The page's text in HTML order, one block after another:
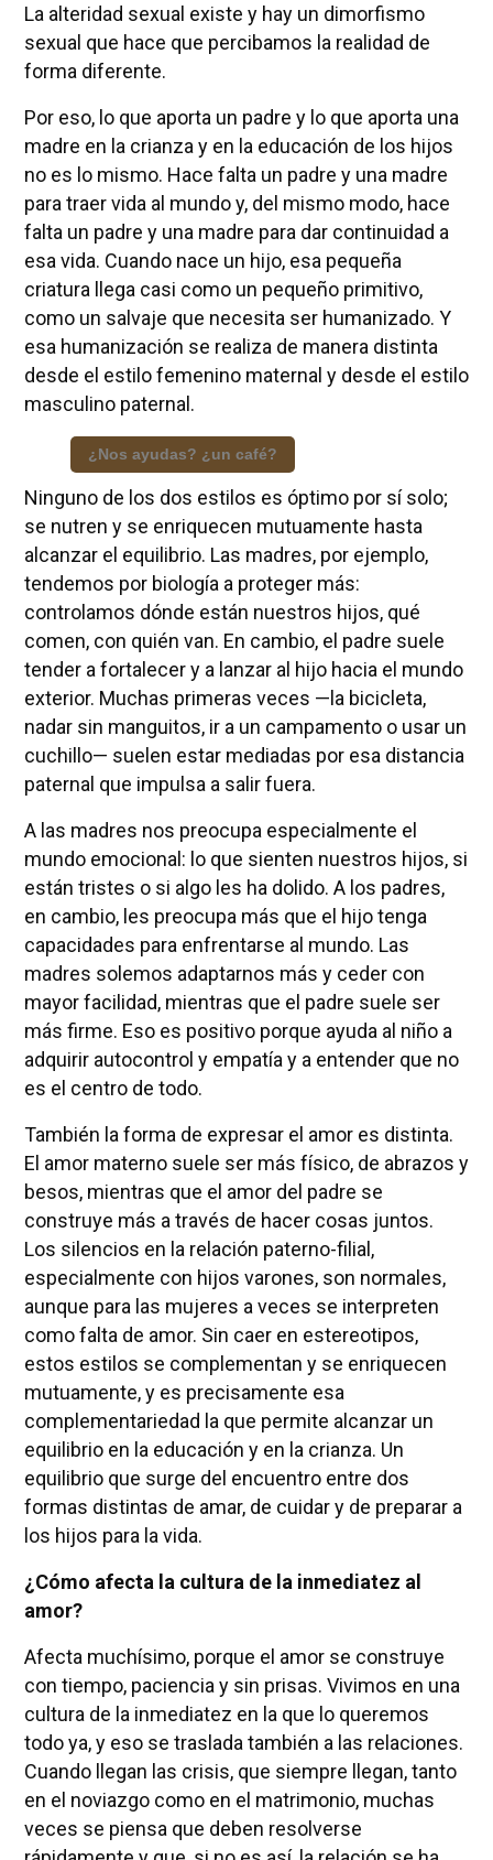
La alteridad sexual existe y hay un dimorfismo
sexual que hace que percibamos la realidad de
forma diferente.
Por eso, lo que aporta un padre y lo que aporta una
madre en la crianza y en la educación de los hijos
no es lo mismo. Hace falta un padre y una madre
para traer vida al mundo y, del mismo modo, hace
falta un padre y una madre para dar continuidad a
esa vida. Cuando nace un hijo, esa pequeña
criatura llega casi como un pequeño primitivo,
como un salvaje que necesita ser humanizado. Y
esa humanización se realiza de manera distinta
desde el estilo femenino maternal y desde el estilo
masculino paternal.
¿Nos ayudas? ¿un café?
Ninguno de los dos estilos es óptimo por sí solo;
se nutren y se enriquecen mutuamente hasta
alcanzar el equilibrio. Las madres, por ejemplo,
tendemos por biología a proteger más:
controlamos dónde están nuestros hijos, qué
comen, con quién van. En cambio, el padre suele
tender a fortalecer y a lanzar al hijo hacia el mundo
exterior. Muchas primeras veces —la bicicleta,
nadar sin manguitos, ir a un campamento o usar un
cuchillo— suelen estar mediadas por esa distancia
paternal que impulsa a salir fuera.
A las madres nos preocupa especialmente el
mundo emocional: lo que sienten nuestros hijos, si
están tristes o si algo les ha dolido. A los padres,
en cambio, les preocupa más que el hijo tenga
capacidades para enfrentarse al mundo. Las
madres solemos adaptarnos más y ceder con
mayor facilidad, mientras que el padre suele ser
más firme. Eso es positivo porque ayuda al niño a
adquirir autocontrol y empatía y a entender que no
es el centro de todo.
También la forma de expresar el amor es distinta.
El amor materno suele ser más físico, de abrazos y
besos, mientras que el amor del padre se
construye más a través de hacer cosas juntos.
Los silencios en la relación paterno-filial,
especialmente con hijos varones, son normales,
aunque para las mujeres a veces se interpreten
como falta de amor. Sin caer en estereotipos,
estos estilos se complementan y se enriquecen
mutuamente, y es precisamente esa
complementariedad la que permite alcanzar un
equilibrio en la educación y en la crianza. Un
equilibrio que surge del encuentro entre dos
formas distintas de amar, de cuidar y de preparar a
los hijos para la vida.
¿Cómo afecta la cultura de la inmediatez al
amor?
Afecta muchísimo, porque el amor se construye
con tiempo, paciencia y sin prisas. Vivimos en una
cultura de la inmediatez en la que lo queremos
todo ya, y eso se traslada también a las relaciones.
Cuando llegan las crisis, que siempre llegan, tanto
en el noviazgo como en el matrimonio, muchas
veces se piensa que deben resolverse